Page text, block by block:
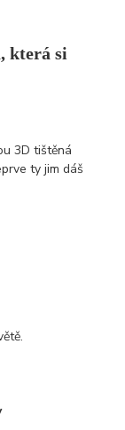
která si
3D tištěná
ty jim dáš